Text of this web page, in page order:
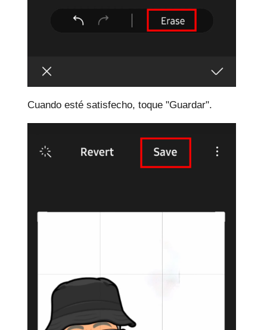
Cuando esté satisfecho, toque "Guardar".